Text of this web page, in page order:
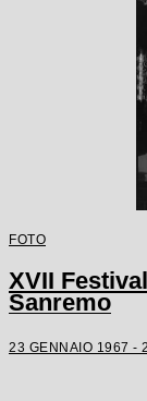
FOTO
XVII
Sanremo
23 GENNAIO 1967 -